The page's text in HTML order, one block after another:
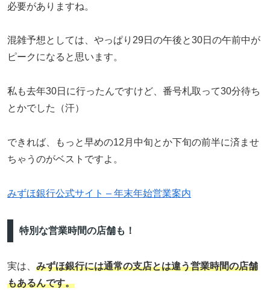
必要がありますね。
混雑予想としては、やっぱり29日の午後と30日の午前中が
ピークになると思います。
私も去年30日に行ったんですけど、番号札取って30分待ち
とかでした（汗）
できれば、もっと早めの12月中旬とか下旬の前半に済ませ
ちゃうのがベストですよ。
みずほ銀行公式サイト – 年末年始営業案内
特別な営業時間の店舗も！
実は、 みずほ銀行には通常の支店とは違う営業時間の店舗
もあるんです。